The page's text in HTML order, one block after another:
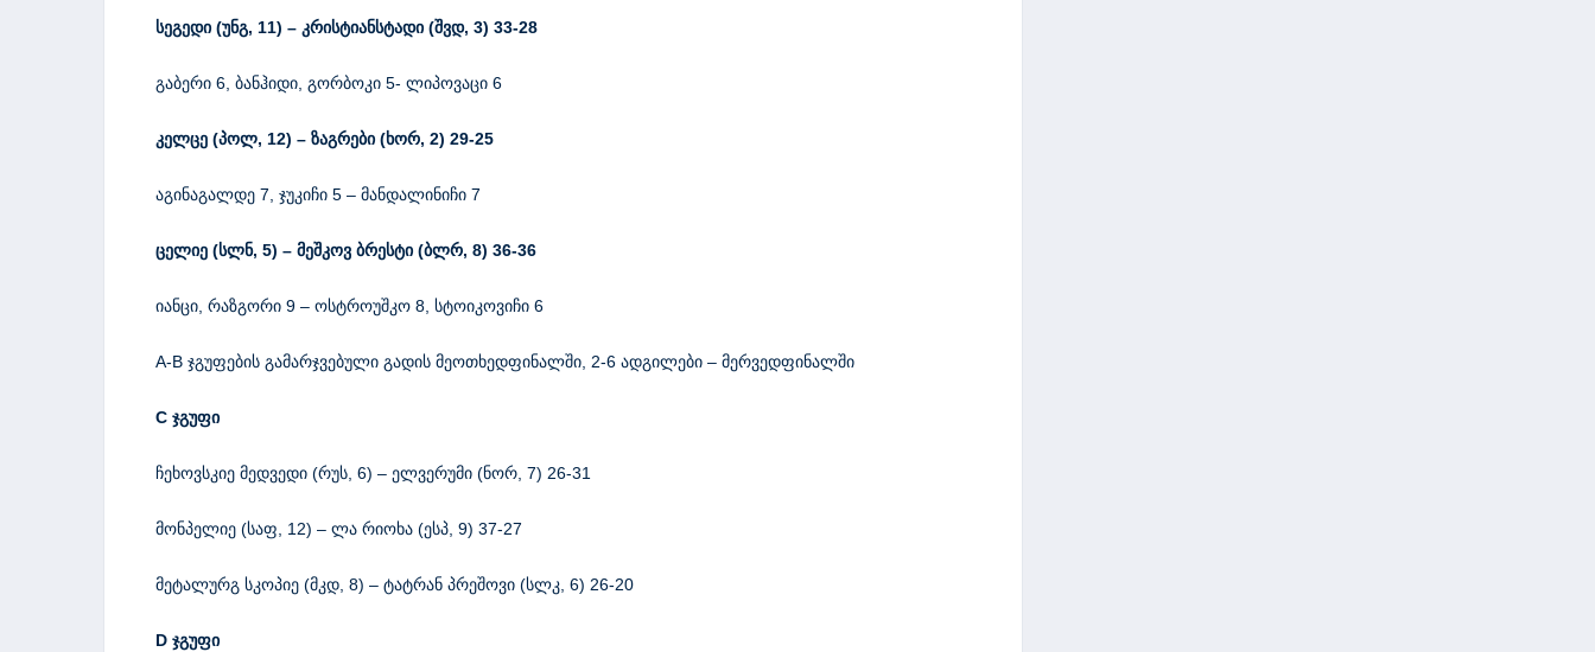
სეგედი (უნგ, 11) – კრისტიანსტადი (შვდ, 3) 33-28
გაბერი 6, ბანჰიდი, გორბოკი 5- ლიპოვაცი 6
კელცე (პოლ, 12) – ზაგრები (ხორ, 2) 29-25
აგინაგალდე 7, ჯუკიჩი 5 – მანდალინიჩი 7
ცელიე (სლნ, 5) – მეშკოვ ბრესტი (ბლრ, 8) 36-36
იანცი, რაზგორი 9 – ოსტროუშკო 8, სტოიკოვიჩი 6
A-B ჯგუფების გამარჯვებული გადის მეოთხედფინალში, 2-6 ადგილები – მერვედფინალში
C ჯგუფი
ჩეხოვსკიე მედვედი (რუს, 6) – ელვერუმი (ნორ, 7) 26-31
მონპელიე (საფ, 12) – ლა რიოხა (ესპ, 9) 37-27
მეტალურგ სკოპიე (მკდ, 8) – ტატრან პრეშოვი (სლკ, 6) 26-20
D ჯგუფი